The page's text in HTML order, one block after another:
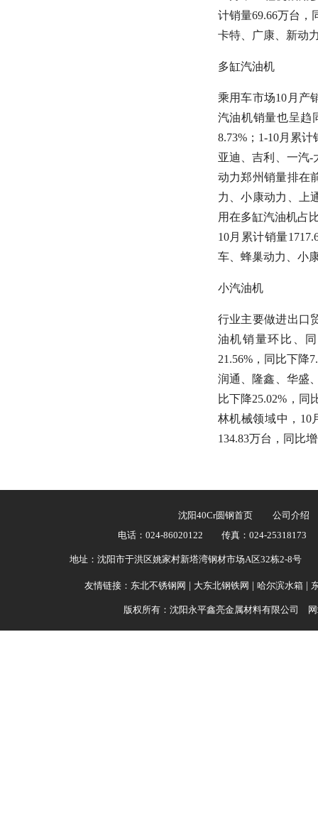
计销量69.66万台，
卡特、广康、新动
多缸汽油机
乘用车市场10月产
汽油机销量也呈趋
8.73%；1-10月累
亚迪、吉利、一汽
动力郑州销量排在
力、小康动力、上
用在多缸汽油机占
10月累计销量
车、蜂巢动力、小
小汽油机
行业主要做进出口
油机销量环比、
21.56%，同比下降
润通、隆鑫、华盛
比下降25.02%，同
林机械领域中，10
134.83万台，同比
沈阳40Cr圆钢首页
公司介绍
电话：024-86020122 传真：024-
地址：沈阳市于洪区姚家村新塔湾钢材市场A区32栋2-8
友情链接： 东北不锈钢网 大东北钢铁网 哈尔滨水箱|
版权所有：沈阳永平鑫亮金属材料有限公司